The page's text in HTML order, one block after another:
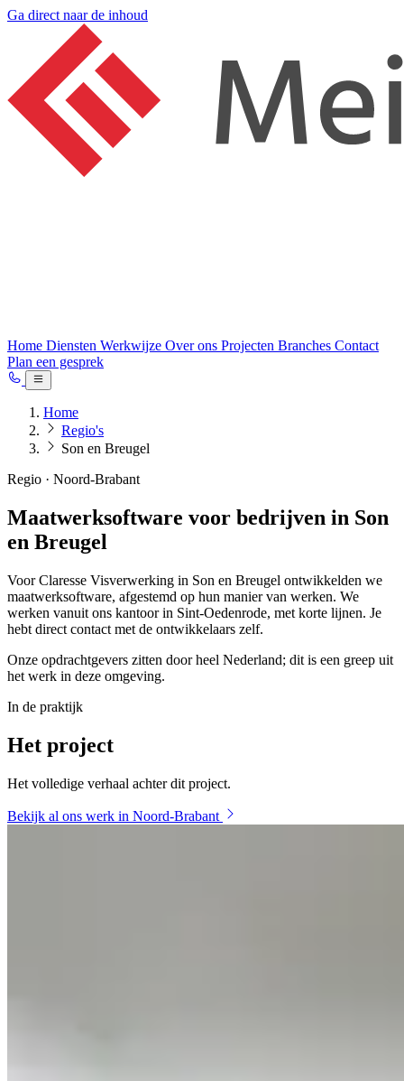
Ga direct naar de inhoud
Home Diensten Werkwijze Over ons Projecten Branches Contact
Plan een gesprek
Home
Regio's
Son en Breugel
Regio · Noord-Brabant
Maatwerksoftware voor bedrijven in Son
en Breugel
Voor Claresse Visverwerking in Son en Breugel ontwikkelden we
maatwerksoftware, afgestemd op hun manier van werken. We
werken vanuit ons kantoor in Sint-Oedenrode, met korte lijnen. Je
hebt direct contact met de ontwikkelaars zelf.
Onze opdrachtgevers zitten door heel Nederland; dit is een greep uit
het werk in deze omgeving.
In de praktijk
Het project
Het volledige verhaal achter dit project.
Bekijk al ons werk in Noord-Brabant